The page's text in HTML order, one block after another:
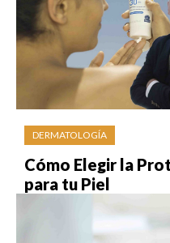
DERMATOLOGÍA
Cómo Elegir la
para tu Piel